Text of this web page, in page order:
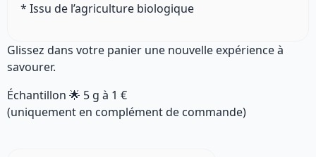
* Issu de l’agriculture biologique
Glissez dans votre panier une nouvelle expérience à
savourer.
Échantillon 🌟 5 g à 1 €
(uniquement en complément de commande)